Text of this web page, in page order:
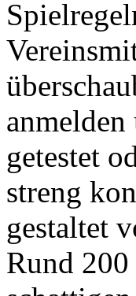
getestet
streng
gestaltet
Rund 200